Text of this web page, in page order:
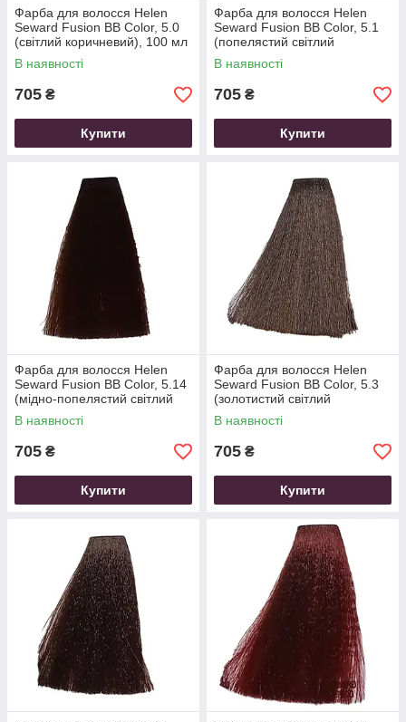
Фарба для волосся Helen
Seward Fusion BB Color, 5.0
(світлий коричневий), 100 мл
В наявності
705 ₴
Купити
Фарба для волосся Helen
Seward Fusion BB Color, 5.1
(попелястий світлий
коричневий), 100 мл
В наявності
705 ₴
Купити
Фарба для волосся Helen
Seward Fusion BB Color, 5.14
(мідно-попелястий світлий
коричневий), 100 мл
В наявності
705 ₴
Купити
Фарба для волосся Helen
Seward Fusion BB Color, 5.3
(золотистий світлий
коричневий), 100 мл
В наявності
705 ₴
Купити